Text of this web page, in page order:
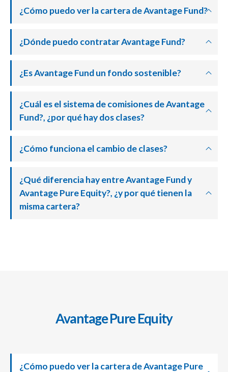
¿Cómo puedo ver la cartera de Avantage Fund?
¿Dónde puedo contratar Avantage Fund?
¿Es Avantage Fund un fondo sostenible?
¿Cuál es el sistema de comisiones de Avantage
Fund?, ¿por qué hay dos clases?
¿Cómo funciona el cambio de clases?
¿Qué diferencia hay entre Avantage Fund y
Avantage Pure Equity?, ¿y por qué tienen la
misma cartera?
Avantage Pure Equity
¿Cómo puedo ver la cartera de Avantage Pure